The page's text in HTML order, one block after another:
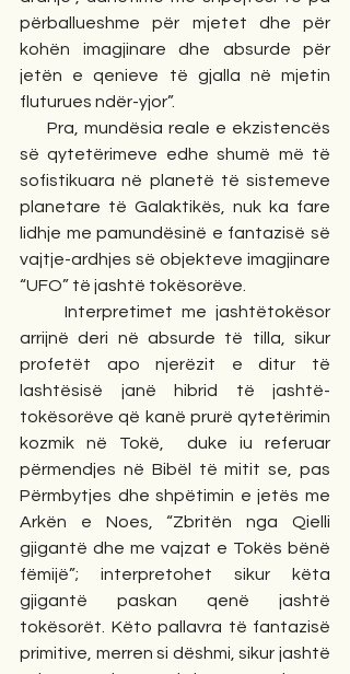
përballueshme për mjetet dhe për
kohën imagjinare dhe absurde për
jetën e qenieve të gjalla në mjetin
fluturues ndër-yjor”.
së qytetërimeve edhe shumë më të
sofistikuara në planetë të sistemeve
planetare të Galaktikës, nuk ka fare
lidhje me pamundësinë e fantazisë së
vajtje-ardhjes së objekteve imagjinare
“UFO” të jashtë tokësorëve.
arrijnë deri në absurde të tilla, sikur
profetët apo njerëzit e ditur të
lashtësisë janë hibrid të jashtë-
tokësorëve që kanë prurë qytetërimin
kozmik në Tokë,  duke iu referuar
përmendjes në Bibël të mitit se, pas
Përmbytjes dhe shpëtimin e jetës me
Arkën e Noes, “Zbritën nga Qielli
gjigantë dhe me vajzat e Tokës bënë
fëmijë”; interpretohet sikur këta
gjigantë paskan qenë jashtë
tokësorët. Këto pallavra të fantazisë
primitive, merren si dëshmi, sikur jashtë